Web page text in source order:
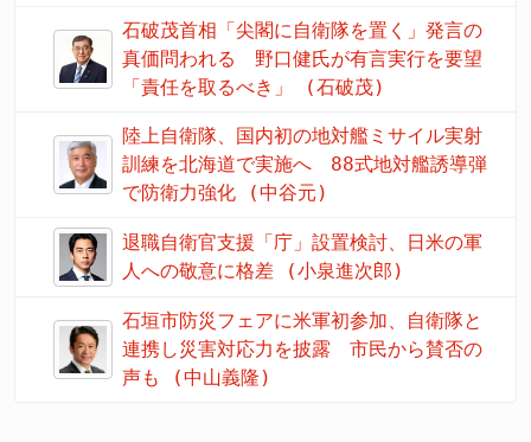
石破茂首相「尖閣に自衛隊を置く」発言の
真価問われる 野口健氏が有言実行を要望
「責任を取るべき」 (石破茂)
陸上自衛隊、国内初の地対艦ミサイル実射
訓練を北海道で実施へ 88式地対艦誘導弾
で防衛力強化 (中谷元)
退職自衛官支援「庁」設置検討、日米の軍
人への敬意に格差 (小泉進次郎)
石垣市防災フェアに米軍初参加、自衛隊と
連携し災害対応力を披露 市民から賛否の
声も (中山義隆)